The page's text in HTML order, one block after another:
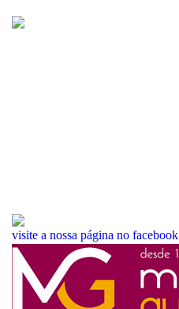
visite a nossa página no facebook